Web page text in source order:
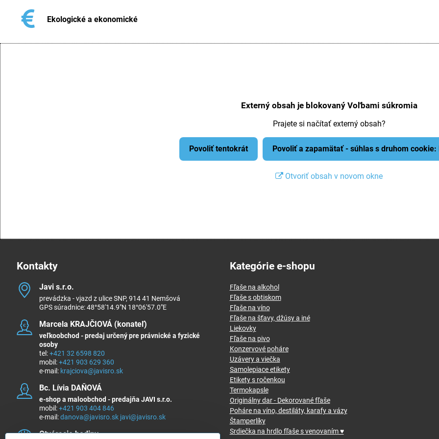
Ekologické a ekonomické
Externý obsah je blokovaný Voľbami súkromia
Prajete si načítať externý obsah?
Povoliť tentokrát Povoliť a zapamätať - súhlas s druhom cookie:
Otvoriť obsah v novom okne
Kontakty
Javi s​.r​.o​.
prevádzka - vjazd z ulice SNP, 914 41 Nemšová
GPS súradnice: 48°58'14.9"N 18°06'57.0"E
Marcela KRAJČIOVÁ (konateľ)
veľkoobchod - predaj určený pre právnické a fyzické
osoby
tel:+421 32 6598 820
mobil:+421 903 629 360
e-mail: krajciova@javisro.sk
Bc​. Lívia DAŇOVÁ
e-shop a maloobchod - predajňa JAVI s.r.o.
mobil:+421 903 404 846
e-mail:danova@javisro.skjavi@javisro.sk
Otváracie hodiny
Kategórie e-shopu
Fľaše na alkohol
Fľaše s obtiskom
Fľaše na víno
Fľaše na šťavy, džúsy a iné
Liekovky
Fľaše na pivo
Konzervové poháre
Uzávery a viečka
Samolepiace etikety
Etikety s ročenkou
Termokapsle
Originálny dar - Dekorované fľaše
Poháre na víno, destiláty, karafy a vázy
Štamperlíky
Srdiečka na hrdlo fľaše s venovaním ♥